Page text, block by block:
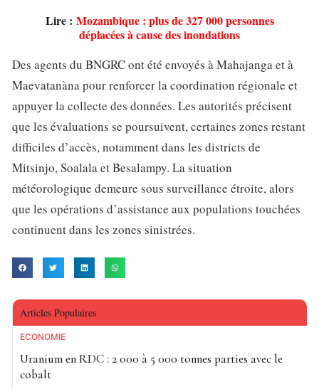
Lire : Mozambique : plus de 327 000 personnes
déplacées à cause des inondations
Des agents du BNGRC ont été envoyés à Mahajanga et à
Maevatanàna pour renforcer la coordination régionale et
appuyer la collecte des données. Les autorités précisent
que les évaluations se poursuivent, certaines zones restant
difficiles d’accès, notamment dans les districts de
Mitsinjo, Soalala et Besalampy. La situation
météorologique demeure sous surveillance étroite, alors
que les opérations d’assistance aux populations touchées
continuent dans les zones sinistrées.
Articles Populaires
ECONOMIE
Uranium en RDC : 2 000 à 5 000 tonnes parties avec le
cobalt